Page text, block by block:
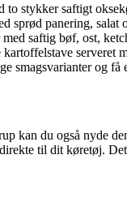
to stykker saftigt
sprød panering, salat
saftig bøf, ost,
serveret
smagsvarianter og få
kan du også nyde
til dit køretøj.